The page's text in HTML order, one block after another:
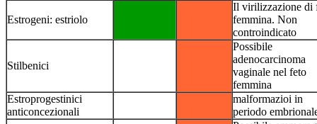
Estrogeni: estriolo
Il virilizzazione di
femmina. Non
controindicato
Stilbenici
Possibile
adenocarcinoma
vaginale nel feto
femmina
Estroprogestinici
anticoncezionali
malformazioi in
periodo